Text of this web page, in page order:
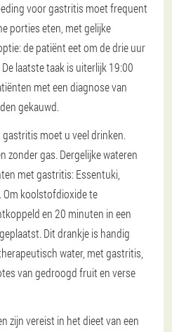
voor gastritis moet frequent
porties eten, met gelijke
de patiënt eet om de drie uur
laatste taak is uiterlijk 19:00
met een diagnose van
gekauwd.
gastritis moet u veel drinken.
zonder gas. Dergelijke wateren
met gastritis: Essentuki,
Om koolstofdioxide te
en 20 minuten in een
Dit drankje is handig
water, met gastritis,
van gedroogd fruit en verse
zijn vereist in het dieet van een